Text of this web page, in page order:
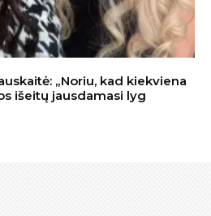
„Noriu, kad kiekviena
išeitų jausdamasi lyg